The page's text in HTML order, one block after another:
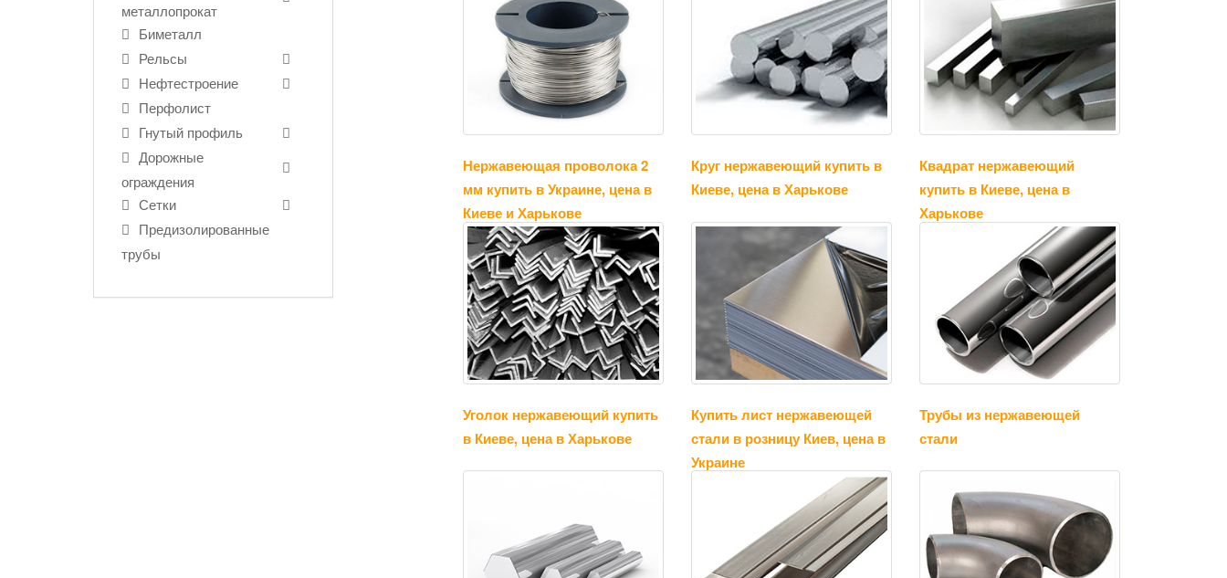
Нержавеющая проволока 2
мм купить в Украине, цена в
Киеве и Харькове
Круг нержавеющий купить в
Киеве, цена в Харькове
Квадрат нержавеющий
купить в Киеве, цена в
Харькове
Уголок нержавеющий купить
в Киеве, цена в Харькове
Купить лист нержавеющей
стали в розницу Киев, цена в
Украине
Трубы из нержавеющей
стали
металлопрокат
Биметалл
Рельсы
Нефтестроение
Перфолист
Гнутый профиль
Дорожные
ограждения
Сетки
Предизолированные
трубы